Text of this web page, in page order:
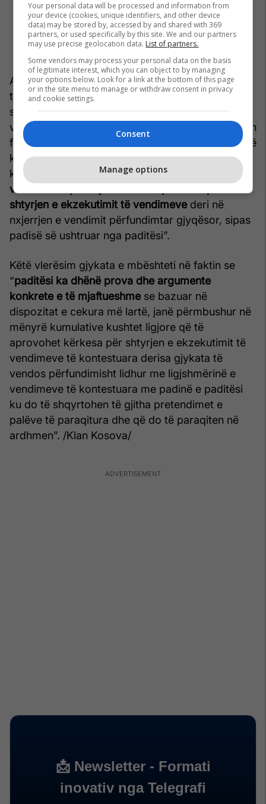
Andaj, Gjykata Komerciale ka konstatuar se “për
ta shmangur rrezikun e dëmit që mund të i
shkaktohet paditësit në rast të ekzekutimit të
vendimeve të lartcekura dhe duke pasur parasysh
faktin se shtyrja e ekzekutimit të tyre nuk është në
kundërshtim me interesin publik dhe palës
kundërshtare nuk i shkakton ndonjë dëm,
gjykata
vendosi ta aprovoj kërkesën e paditësit për
shtyrjen e ekzekutimit të vendimeve deri në
nxjerrjen e vendimit përfundimtar gjyqësor, sipas
padisë së ushtruar nga paditësi”.
Këtë vlerësim gjykata e mbështeti në faktin se
“paditësi ka dhënë prova dhe argumente
konkrete e të mjaftueshme se bazuar në
dispozitat e cekura më lartë, janë përmbushur në
mënyrë kumulative kushtet ligjore që të
aprovohet kërkesa për shtyrjen e ekzekutimit të
vendimeve të kontestuara derisa gjykata të
vendos përfundimisht lidhur me ligjshmërinë e
vendimeve të kontestuara me padinë e paditësi
ku do të shqyrtohen të gjitha pretendimet e
palëve të paraqitura dhe që do të paraqiten në
ardhmen”. /Klan Kosova/
Your personal data will be processed and information from
your device (cookies, unique identifiers, and other device
data) may be stored by, accessed by and shared with 369
partners, or used specifically by this site. We and our partners
may use precise geolocation data. List of partners.
Some vendors may process your personal data on the basis
of legitimate interest, which you can object to by managing
your options below. Look for a link at the bottom of this page
or in the site menu to manage or withdraw consent in privacy
and cookie settings.
Consent
Manage options